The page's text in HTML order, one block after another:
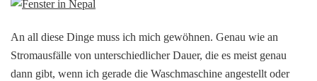
An all diese Dinge muss ich mich gewöhnen. Genau wie an
Stromausfälle von unterschiedlicher Dauer, die es meist genau
dann gibt, wenn ich gerade die Waschmaschine angestellt oder